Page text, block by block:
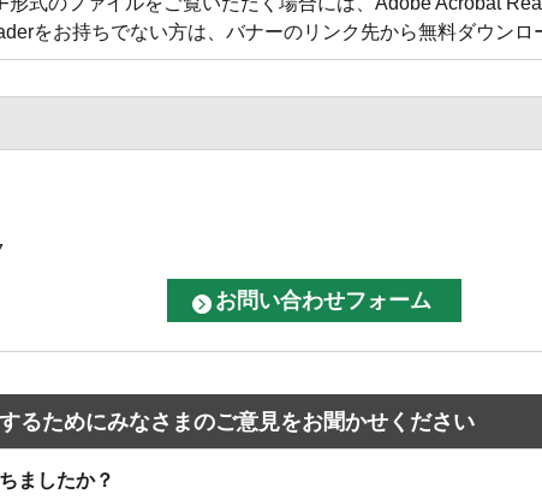
をお持ちでない方は、バナーのリンク先から無料ダウンロ
るためにみなさまのご意見をお聞かせください
ましたか？